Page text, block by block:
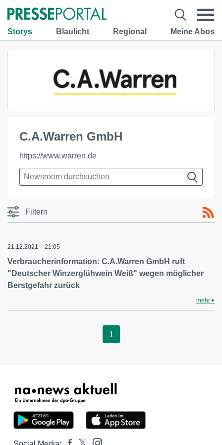
Storys Blaulicht Regional Meine Abos
C.A.Warren GmbH
https://www.warren.de
Filtern
21.12.2021 – 21:05
Verbraucherinformation: C.A.Warren GmbH ruft
"Deutscher Winzerglühwein Weiß" wegen möglicher
Berstgefahr zurück
mehr
1